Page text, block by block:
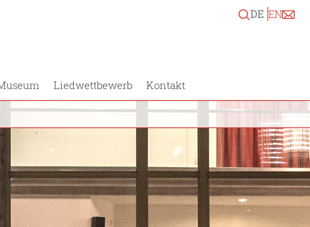
DE EN
Liedwettbewerb Kontakt